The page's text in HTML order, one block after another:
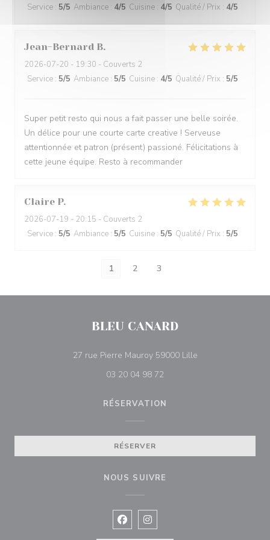
Service : 5/5 Ambiance : 4/5 Cuisine : 4/5 Qualité / Prix : 4/5
Jean-Bernard B
2026-07-20 - 19:30 - Couverts 2
Service : 5/5 Ambiance : 5/5 Cuisine : 4/5 Qualité / Prix : 5/5
Super petit resto qui nous a fait passer une belle soirée.
Un délice pour une courte carte creative ! Serveuse
attentionnée et patron (présent) passioné. Félicitations à
cette jeune équipe. Resto à recommander
Claire P
2026-07-19 - 20:15 - Couverts 2
Service : 5/5 Ambiance : 5/5 Cuisine : 5/5 Qualité / Prix : 5/5
1 2 3
BLEU CANARD
27 rue Pierre Mauroy 59000 Lille((ouvre une
03 20 04 98 72
RÉSERVATION
RÉSERVER
NOUS SUIVRE
Facebook ((ouvre une nouvelle
Instagram ((ouvre une